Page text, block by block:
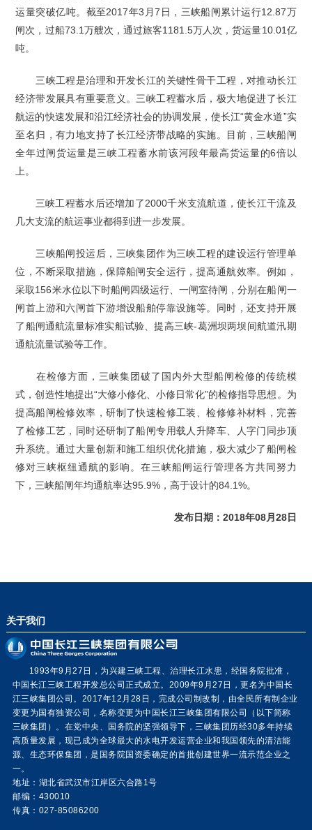
运量突破亿吨。截至2017年3月7日，三峡船闸累计运行12.87万
闸次，过船73.1万艘次，通过旅客1181.5万人次，货运量10.01亿
吨。
三峡工程是治理和开发长江的关键性骨干工程，对推动长江
经济带发展具有重要意义。三峡工程蓄水后，极大地促进了长江
航运的快速发展和沿江经济社会的协调发展，使长江“黄金水道”实
至名归，有力地支持了长江经济带战略的实施。目前，三峡船闸
全年过闸货运量是三峡工程蓄水前该河段年最高货运量的6倍以
上。
三峡工程蓄水后还增加了2000千米支流航道，使长江干流及
几大支流的航运事业都得到进一步发展。
三峡船闸投运后，三峡集团作为三峡工程的建设运行管理单
位，不断采取措施，保障船闸安全运行，提高通航效率。例如，
采取156米水位以下时船闸四级运行、一闸室待闸，分别在船闸一
闸首上游和六闸首下游增设船舶停靠设施等。同时，还支持开展
了船闸通航流量标准实船试验、提高三峡-葛洲坝两坝间航道汛期
通航流量试验等工作。
在检修方面，三峡集团破了国内外大型船闸检修的传统模
式，创造性地提出“大修小修化、小修日常化”的检修指导思想。为
提高船闸检修效率，研制了快速检修工装、检修修补材料，完善
了检修工艺，同时还研制了船闸专用载人升降车、人字门同步顶
升系统。通过大量创新和施工组织优化措施，极大减少了船闸检
修对三峡枢纽通航的影响。在三峡船闸运行管理各方共同努力
下，三峡船闸年均通航率达95.9%，高于设计的84.1%。
发布日期：2018年08月28日
关于我们
1993年9月27日，为兴建三峡工程、治理长江水患，经国务院批准，
中国长江三峡工程开发总公司正式成立。2009年9月27日，更名为中国长
江三峡集团公司。2017年12月28日，完成公司制改制，由全民所有制企业
变更为国有独资公司，名称变更为中国长江三峡集团有限公司（以下简称
三峡集团）。在党中央、国务院的坚强领导下，三峡集团历经30多年持续
高质量发展，现已成为全球最大的水电开发运营企业和我国领先的清洁能
源、生态环保集团，是国务院国资委确定的首批创建世界一流示范企业之
一。
地址：湖北省武汉市江岸区六合路1号
邮编：430010
传真：027-85086200